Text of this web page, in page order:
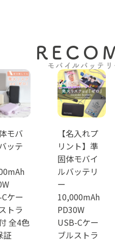
モバイルバッテ
モバ
ッテ
ケー
トラ
全4色
証
【名入れプ
リント】準
固体モバイ
ルバッテリ
ー
10,000mAh
PD30W
USB-Cケー
ブルストラ